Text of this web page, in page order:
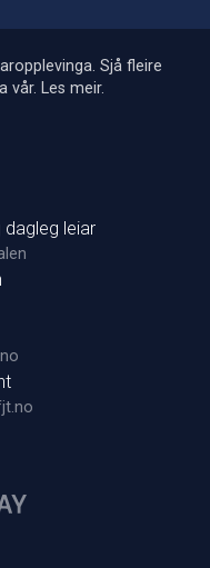
Sjå fleire
vår. Les meir.
leiar